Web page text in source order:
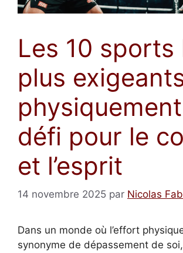
Les 10 sports
plus
défi pour le
et l’esprit
14 novembre 2025 par Nicolas
Dans un monde où l’effort
synonyme de dépassement de